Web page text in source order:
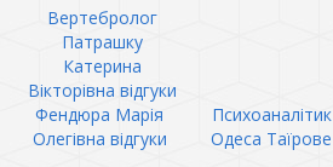
Вертебролог
Патрашку
Катерина
Вікторівна відгуки
Фендюра Марія
Олегівна відгуки
Психоаналітик
Одеса Таїрове